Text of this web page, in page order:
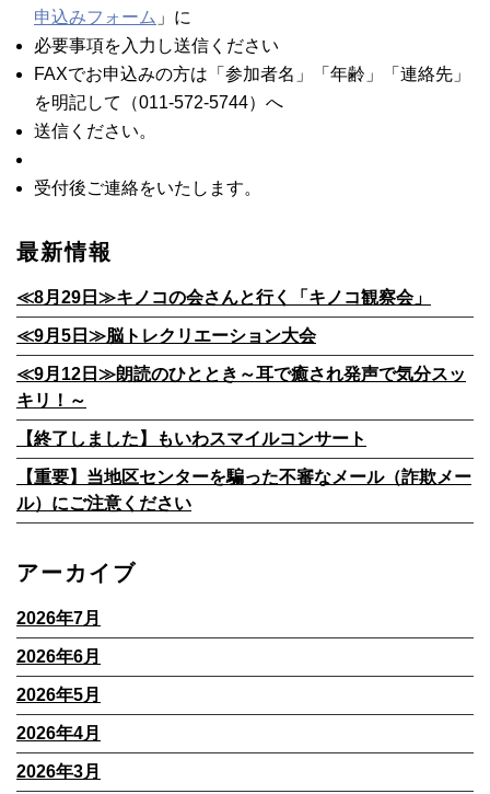
申込みフォーム 」に
必要事項を入力し送信ください
FAXでお申込みの方は「参加者名」「年齢」「連絡先」
を明記して（011-572-5744）へ
送信ください。
受付後ご連絡をいたします。
最新情報
≪8月29日≫キノコの会さんと行く「キノコ観察会」
≪9月5日≫脳トレクリエーション大会
≪9月12日≫朗読のひととき～耳で癒され発声で気分スッ
キリ！～
【終了しました】もいわスマイルコンサート
【重要】当地区センターを騙った不審なメール（詐欺メー
ル）にご注意ください
アーカイブ
2026年7月
2026年6月
2026年5月
2026年4月
2026年3月